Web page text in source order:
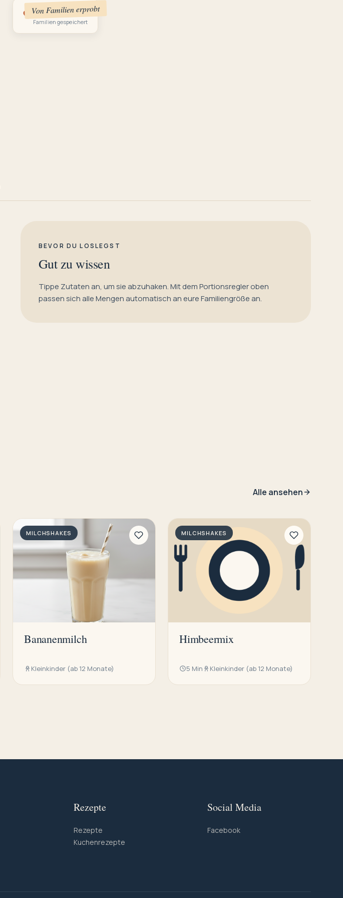
Von Familien erprobt
1
Familien gespeichert
BEVOR DU LOSLEGST
Gut zu wissen
Tippe Zutaten an, um sie abzuhaken. Mit dem Portionsregler oben
passen sich alle Mengen automatisch an eure Familiengröße an.
Alle ansehen
MILCHSHAKES
Bananenmilch
Kleinkinder (ab 12 Monate)
MILCHSHAKES
Himbeermix
5 Min Kleinkinder (ab 12 Monate)
Rezepte
Rezepte
Kuchenrezepte
Social Media
Facebook